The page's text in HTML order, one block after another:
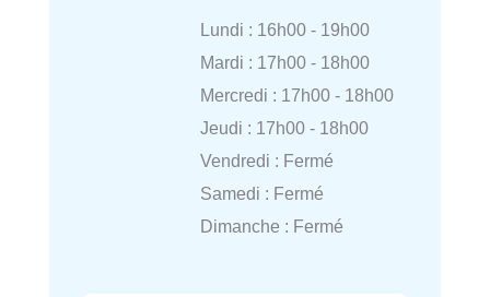
Lundi : 16h00 - 19h00
Mardi : 17h00 - 18h00
Mercredi : 17h00 - 18h00
Jeudi : 17h00 - 18h00
Vendredi : Fermé
Samedi : Fermé
Dimanche : Fermé